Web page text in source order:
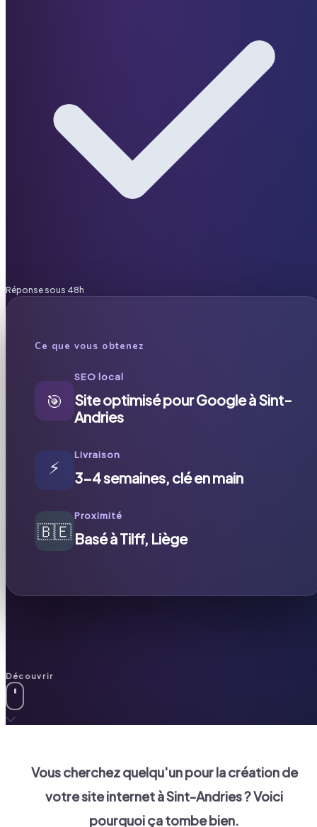
Réponse sous 48h
Ce que vous obtenez
🎯
SEO local
Site optimisé pour Google à Sint-
Andries
⚡
Livraison
3-4 semaines, clé en main
🇧🇪
Proximité
Basé à Tilff, Liège
Découvrir
Vous cherchez quelqu'un pour la création de
votre site internet àSint-Andries? Voici
pourquoi ça tombe bien.